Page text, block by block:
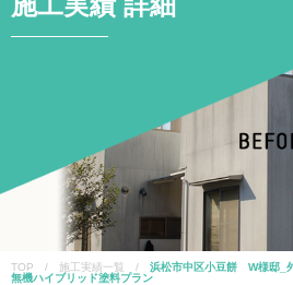
TOP / 施工実績一覧 / 浜松市中区小豆餅 W様邸_
無機ハイブリッド塗料プラン